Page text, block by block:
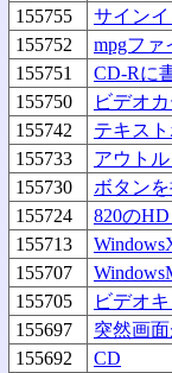
155755
サイン
155752
mpgファ
155751
CD-Rに
155750
ビデオ
155742
テキス
155733
アウト
155730
ボタンを
155724
820の
155713
155707
155705
ビデオ
155697
突然画
155692
CD